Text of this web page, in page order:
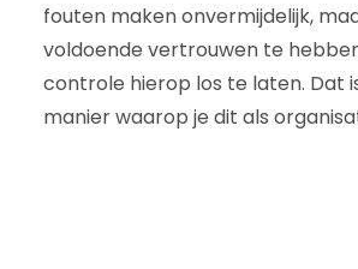
fouten maken onvermijdelijk,
voldoende vertrouwen te
controle hierop los te laten. Dat
manier waarop je dit als